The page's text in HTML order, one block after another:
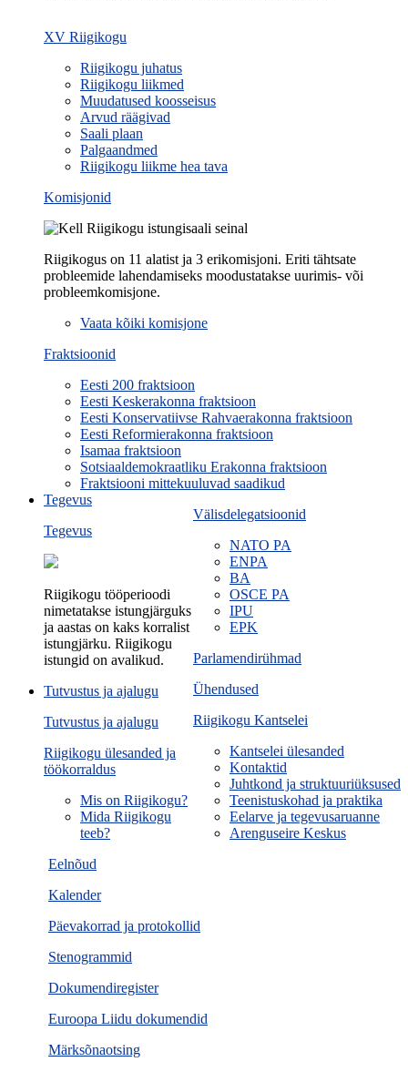
XV Riigikogu
Riigikogu juhatus
Riigikogu liikmed
Muudatused koosseisus
Arvud räägivad
Saali plaan
Palgaandmed
Riigikogu liikme hea tava
Komisjonid
Riigikogus on 11 alatist ja 3 erikomisjoni. Eriti tähtsate
probleemide lahendamiseks moodustatakse uurimis- või
probleemkomisjone.
Vaata kõiki komisjone
Fraktsioonid
Eesti 200 fraktsioon
Eesti Keskerakonna fraktsioon
Eesti Konservatiivse Rahvaerakonna fraktsioon
Eesti Reformierakonna fraktsioon
Isamaa fraktsioon
Sotsiaaldemokraatliku Erakonna fraktsioon
Fraktsiooni mittekuuluvad saadikud
Välisdelegatsioonid
NATO PA
ENPA
BA
OSCE PA
IPU
EPK
Parlamendirühmad
Ühendused
Riigikogu Kantselei
Kantselei ülesanded
Kontaktid
Juhtkond ja struktuuriüksused
Teenistuskohad ja praktika
Eelarve ja tegevusaruanne
Arenguseire Keskus
Tegevus
Tegevus
Riigikogu tööperioodi
nimetatakse istungjärguks
ja aastas on kaks korralist
istungjärku. Riigikogu
istungid on avalikud.
Eelnõud
Kalender
Päevakorrad ja protokollid
Stenogrammid
Dokumendiregister
Euroopa Liidu dokumendid
Märksõnaotsing
Tutvustus ja ajalugu
Tutvustus ja ajalugu
Riigikogu ülesanded ja
töökorraldus
Mis on Riigikogu?
Mida Riigikogu
teeb?